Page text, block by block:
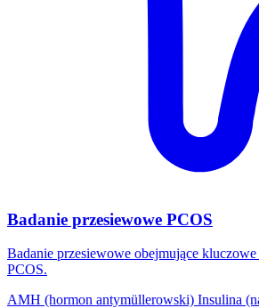
Badanie przesiewowe PCOS
Badanie przesiewowe obejmujące
PCOS.
AMH (hormon antymüllerowski) Insulina